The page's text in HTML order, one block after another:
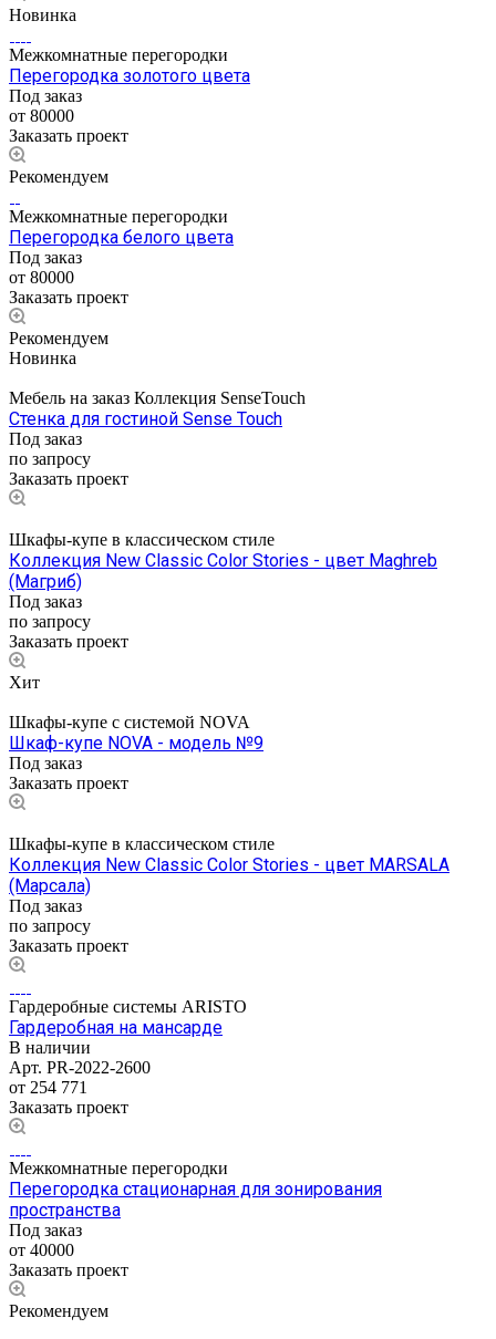
Новинка
Межкомнатные перегородки
Перегородка золотого цвета
Под заказ
от 80000
Заказать проект
Рекомендуем
Межкомнатные перегородки
Перегородка белого цвета
Под заказ
от 80000
Заказать проект
Рекомендуем
Новинка
Мебель на заказ Коллекция SenseTouch
Стенка для гостиной Sense Touch
Под заказ
по запросу
Заказать проект
Шкафы-купе в классическом стиле
Коллекция New Classic Color Stories - цвет Maghreb
(Магриб)
Под заказ
по запросу
Заказать проект
Хит
Шкафы-купе с системой NOVA
Шкаф-купе NOVA - модель №9
Под заказ
Заказать проект
Шкафы-купе в классическом стиле
Коллекция New Classic Color Stories - цвет MARSALA
(Марсала)
Под заказ
по запросу
Заказать проект
Гардеробные системы ARISTO
Гардеробная на мансарде
В наличии
Арт. PR-2022-2600
от 254 771
Заказать проект
Межкомнатные перегородки
Перегородка стационарная для зонирования
пространства
Под заказ
от 40000
Заказать проект
Рекомендуем